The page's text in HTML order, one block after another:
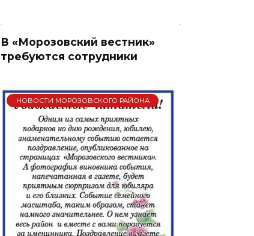
В «Морозовский вестник»
требуются сотрудники
НОВОСТИ МОРОЗОВСКОГО РАЙОНА